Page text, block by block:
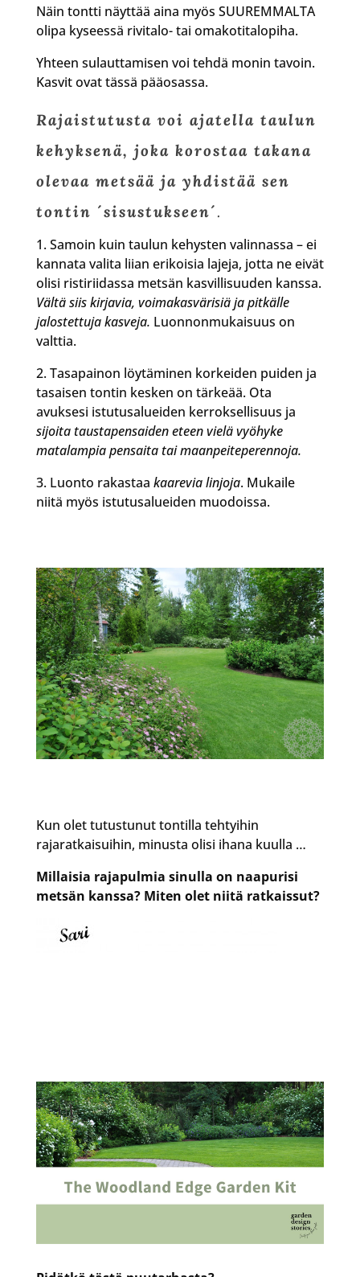
Näin tontti näyttää aina myös SUUREMMALTA
olipa kyseessä rivitalo- tai omakotitalopiha.
Yhteen sulauttamisen voi tehdä monin tavoin.
Kasvit ovat tässä pääosassa.
Rajaistutusta voi ajatella taulun
kehyksenä, joka korostaa takana
olevaa metsää ja yhdistää sen
tontin ´sisustukseen´.
1. Samoin kuin taulun kehysten valinnassa – ei
kannata valita liian erikoisia lajeja, jotta ne eivät
olisi ristiriidassa metsän kasvillisuuden kanssa.
Vältä siis kirjavia, voimakasvärisiä ja pitkälle
jalostettuja kasveja. Luonnonmukaisuus on
valttia.
2. Tasapainon löytäminen korkeiden puiden ja
tasaisen tontin kesken on tärkeää. Ota
avuksesi istutusalueiden kerroksellisuus ja
sijoita taustapensaiden eteen vielä vyöhyke
matalampia pensaita tai maanpeiteperennoja.
3. Luonto rakastaa kaarevia linjoja. Mukaile
niitä myös istutusalueiden muodoissa.
Kun olet tutustunut tontilla tehtyihin
rajaratkaisuihin, minusta olisi ihana kuulla …
Millaisia rajapulmia sinulla on naapurisi
metsän kanssa? Miten olet niitä ratkaissut?